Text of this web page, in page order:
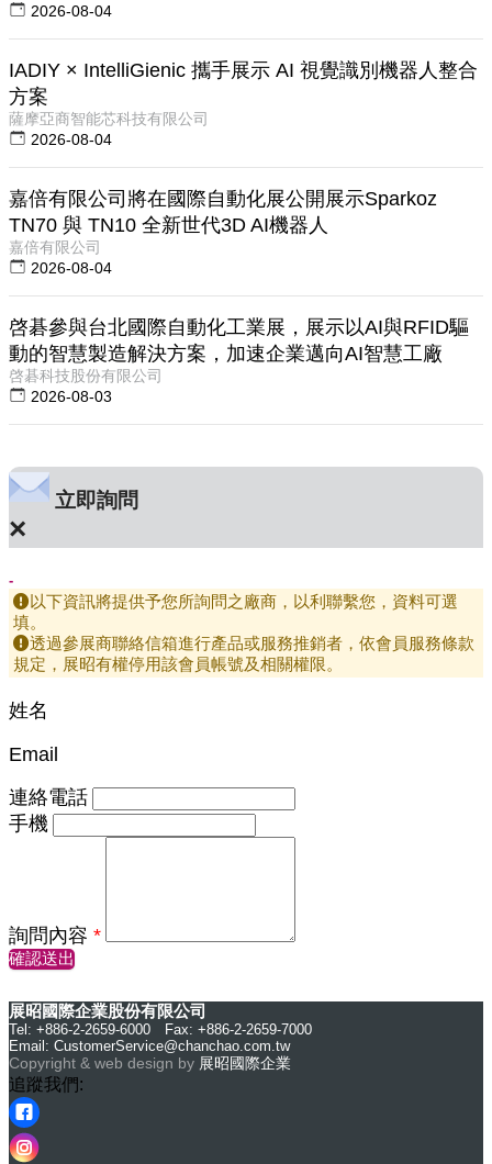
2026-08-04
IADIY × IntelliGienic 攜手展示 AI 視覺識別機器人整合
方案
薩摩亞商智能芯科技有限公司
2026-08-04
嘉倍有限公司將在國際自動化展公開展示Sparkoz
TN70 與 TN10 全新世代3D AI機器人
嘉倍有限公司
2026-08-04
啓碁參與台北國際自動化工業展，展示以AI與RFID驅
動的智慧製造解決方案，加速企業邁向AI智慧工廠
啓碁科技股份有限公司
2026-08-03
立即詢問
×
-
以下資訊將提供予您所詢問之廠商，以利聯繫您，資料可選
填。
透過參展商聯絡信箱進行產品或服務推銷者，依會員服務條款
規定，展昭有權停用該會員帳號及相關權限。
姓名
Email
連絡電話
手機
詢問內容 *
確認送出
展昭國際企業股份有限公司
Tel: +886-2-2659-6000 Fax: +886-2-2659-7000
Email: CustomerService@chanchao.com.tw
Copyright & web design by 展昭國際企業
追蹤我們: